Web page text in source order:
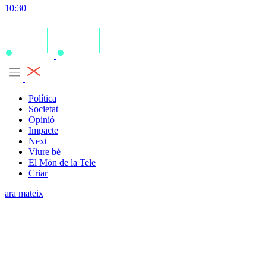
10:30
Política
Societat
Opinió
Impacte
Next
Viure bé
El Món de la Tele
Criar
ara mateix